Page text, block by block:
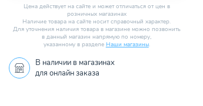
Цена действует на сайте и может отличаться от цен в
розничных магазинах
Наличие товара на сайте носит справочный характер.
Для уточнения наличия товара в магазине можно позвонить
в данный магазин напрямую по номеру,
указанному в разделе Наши магазины.
В наличии в магазинах
для онлайн заказа